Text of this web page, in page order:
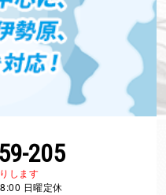
205
します
日曜定休